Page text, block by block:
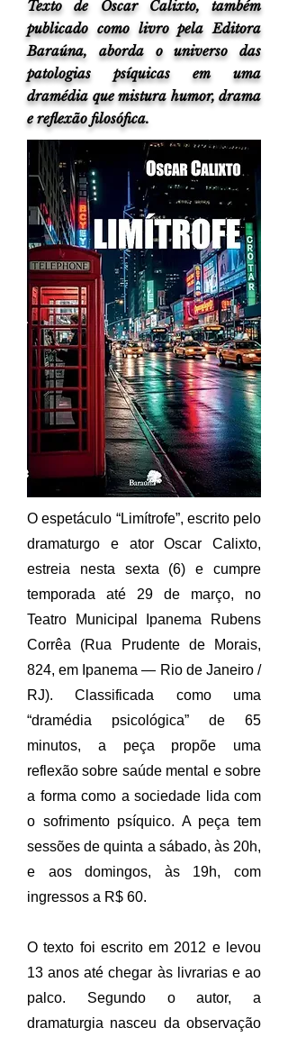
Série TV
Série TV
Série TV
Série TV
levam as
Ondas
Cinema
Cinema
Cinema
Foto by
Zacky
Barreto
Série TV
Série TV
Série TV
Série TV
levam as
Ondas
Cinema
Cinema
Cinema
Foto by
Zacky
Barreto
Texto de Oscar Calixto, também
publicado como livro pela Editora
Baraúna, aborda o universo das
patologias psíquicas em uma
dramédia que mistura humor, drama
e reflexão filosófica.
O espetáculo “Limítrofe”, escrito pelo
dramaturgo e ator Oscar Calixto,
estreia nesta sexta (6) e cumpre
temporada até 29 de março, no
Teatro Municipal Ipanema Rubens
Corrêa (Rua Prudente de Morais,
824, em Ipanema — Rio de Janeiro /
RJ). Classificada como uma
“dramédia psicológica” de 65
minutos, a peça propõe uma
reflexão sobre saúde mental e sobre
a forma como a sociedade lida com
o sofrimento psíquico. A peça tem
sessões de quinta a sábado, às 20h,
e aos domingos, às 19h, com
ingressos a R$ 60.
O texto foi escrito em 2012 e levou
13 anos até chegar às livrarias e ao
palco. Segundo o autor, a
dramaturgia nasceu da observação